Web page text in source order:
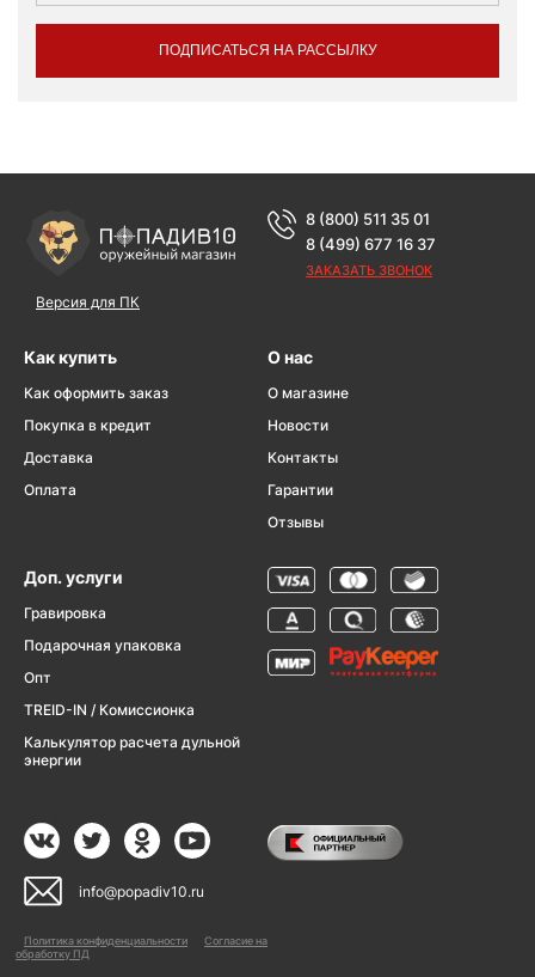
ПОДПИСАТЬСЯ НА РАССЫЛКУ
Версия для ПК
8 (800) 511 35 01
8 (499) 677 16 37
ЗАКАЗАТЬ ЗВОНОК
Как купить
Как оформить заказ
Покупка в кредит
Доставка
Оплата
О нас
О магазине
Новости
Контакты
Гарантии
Отзывы
Доп. услуги
Гравировка
Подарочная упаковка
Опт
TREID-IN / Комиссионка
Калькулятор расчета дульной
энергии
info@popadiv10.ru
Политика конфиденциальности
Согласие на
обработку ПД